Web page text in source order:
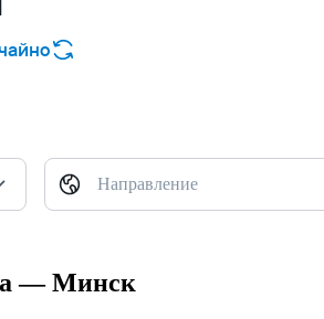
Направление
— Минск